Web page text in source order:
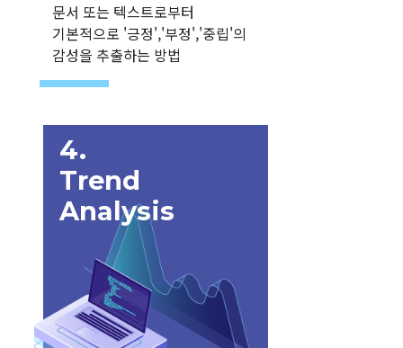
문서 또는 텍스트로부터
기본적으로 '긍정','부정','중립'의
감성을 추출하는 방법
4.
Trend
Analysis